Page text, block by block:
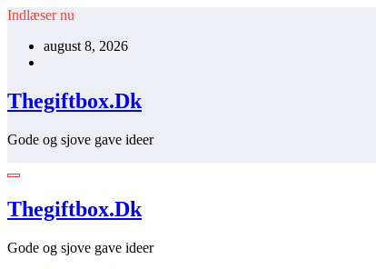
Videre
indhold
Indlæser nu
august 8, 2026
Thegiftbox.Dk
Gode og sjove gave ideer
Thegiftbox.Dk
Gode og sjove gave ideer